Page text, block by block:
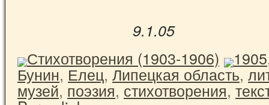
9.1.05
Стихотворения (1903-1906) 1905
Бунин,Елец,Липецкая область,
музей, поэзия,стихотворения,